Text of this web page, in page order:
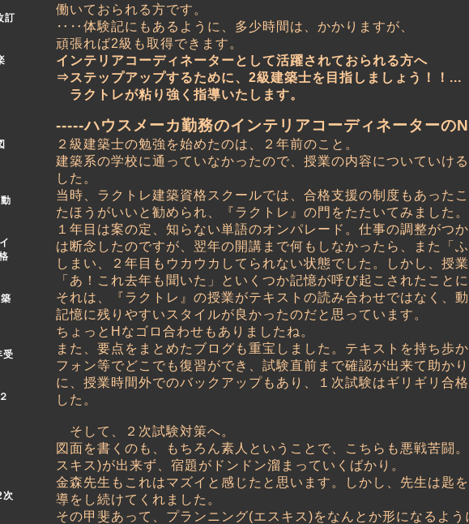
働いておられる方です。
‥‥体験記にもあるように、多少時間は、かかりますが、
頑張れば2級も取得できます。
インテリアコーディネーターとして活躍されておられる方へ
⇒ステップアップするために、2級建築士を目指しましょう！！ ...
ラクトレが粘り強く指導いたします。
-----ハウスメーカ勤務のインテリアコーディネーターの
２級建築士の勉強を始めたのは、２年前のこと。
建築系の学校に通っていなかったので、授業の内容についていけ
した。
当時、ラクトレ建築資格スクールでは、合格支援の制度もあった
たほうがいいと勧められ、『ラクトレ』の門をたたいてみました。
１年目は案の定、知らない単語のオンパレード。仕事の調整がつ
は断念したのですが、翌年の開講まで何もしなかったら、また「
しまい、２年目もウカウカしてられない状態でした。しかし、授業
「あ！これ去年も聞いた」といくつか記憶が呼び起こされたことに
それは、『ラクトレ』の授業がテキストの読み合わせではなく、
記憶に残りやすいスタイルが良かったのだと思っています。
ちょっとHなゴロ合わせもありましたね。
また、要点をまとめたブログも重宝しました。テキストを持ち歩
フォン等でどこでも復習ができ、試験直前まで確認が出来て助か
に、授業時間外でのバックアップもあり、１次試験はギリギリ合
した。
そして、２次試験対策へ。
図面を書くのも、もちろん素人ということで、こちらも悪戦苦闘
スキス)が出来ず、宿題がドンドン溜まっていくばかり。
金森先生もこれはマズイと感じたと思います。しかし、先生は匙
導をし続けてくれました。
その甲斐あって、プランニング(エスキス)をなんとか形になるよう
訂
受